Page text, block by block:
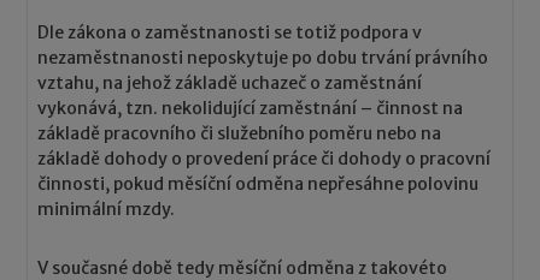
Dle zákona o zaměstnanosti se totiž podpora v
nezaměstnanosti neposkytuje po dobu trvání právního
vztahu, na jehož základě uchazeč o zaměstnání
vykonává, tzn. nekolidující zaměstnání – činnost na
základě pracovního či služebního poměru nebo na
základě dohody o provedení práce či dohody o pracovní
činnosti, pokud měsíční odměna nepřesáhne polovinu
minimální mzdy.
V současné době tedy měsíční odměna z takovéto